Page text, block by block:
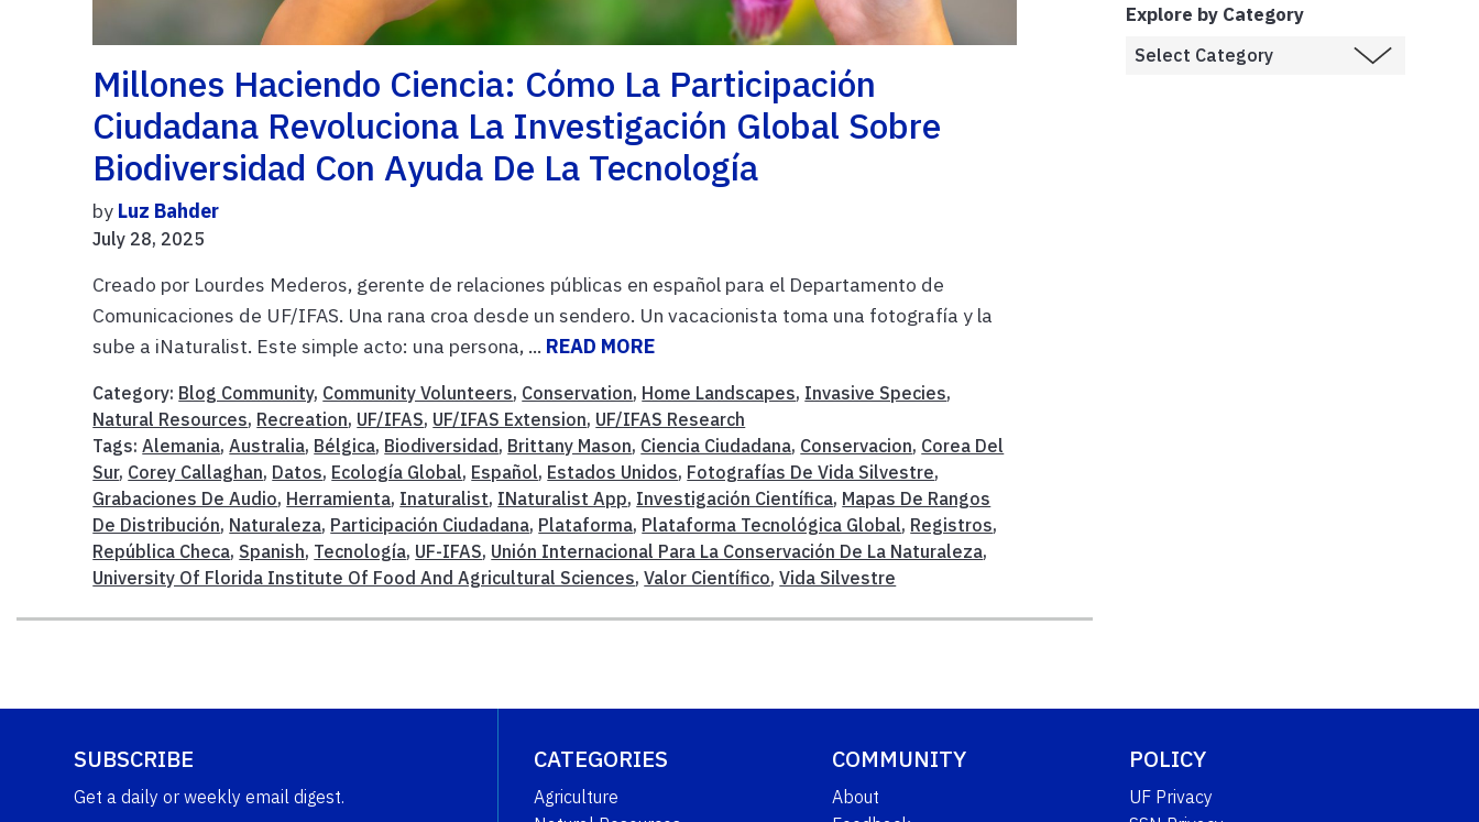
Millones Haciendo Ciencia: Cómo La Participación
Ciudadana Revoluciona La Investigación Global Sobre
Biodiversidad Con Ayuda De La Tecnología
by Luz Bahder
July 28, 2025
Creado por Lourdes Mederos, gerente de relaciones públicas en español para el Departamento de
Comunicaciones de UF/IFAS. Una rana croa desde un sendero. Un vacacionista toma una fotografía y la
sube a iNaturalist. Este simple acto: una persona, ... READ MORE
Category: Blog Community, Community Volunteers, Conservation, Home Landscapes, Invasive Species,
Natural Resources, Recreation, UF/IFAS, UF/IFAS Extension, UF/IFAS Research
Tags:Alemania,Australia, Bélgica, Biodiversidad, Brittany Mason, Ciencia Ciudadana, Conservacion, Corea Del
Sur, Corey Callaghan, Datos, Ecología Global, Español, Estados Unidos, Fotografías De Vida Silvestre,
Grabaciones De Audio, Herramienta, Inaturalist, INaturalist App, Investigación Científica, Mapas De Rangos
De Distribución, Naturaleza, Participación Ciudadana, Plataforma, Plataforma Tecnológica Global, Registros,
República Checa, Spanish, Tecnología, UF-IFAS, Unión Internacional Para La Conservación De La Naturaleza,
University Of Florida Institute Of Food And Agricultural Sciences,Valor Científico,Vida Silvestre
Explore by Category
SUBSCRIBE
Get a daily or weekly email digest.
CATEGORIES
Agriculture
COMMUNITY
About
POLICY
UF Privacy